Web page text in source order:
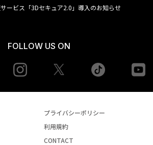
ービス「3Dセキュア2.0」導入のお知らせ
FOLLOW US ON
Instagram tiktok
プライバシーポリシー
利用規約
CONTACT